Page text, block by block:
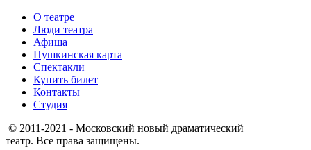
О театре
Люди театра
Афиша
Пушкинская карта
Спектакли
Купить билет
Контакты
Студия
© 2011-2021 - Московский новый драматический
театр. Все права защищены.